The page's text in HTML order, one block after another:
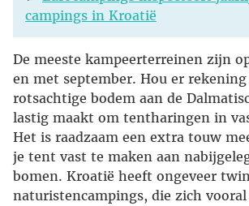
campings in Kroatië
De meeste kampeerterreinen zijn
en met september. Hou er rekening
rotsachtige bodem aan de
lastig maakt om tentharingen in
Het is raadzaam een extra touw
je tent vast te maken aan
bomen. Kroatië heeft ongeveer
naturistencampings, die zich